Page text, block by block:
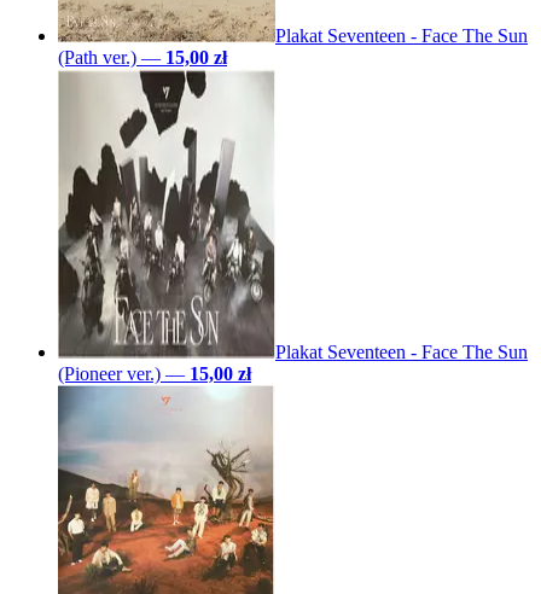
Plakat Seventeen - Face The Sun
(Path ver.) — 15,00 zł
Plakat Seventeen - Face The Sun
(Pioneer ver.) — 15,00 zł